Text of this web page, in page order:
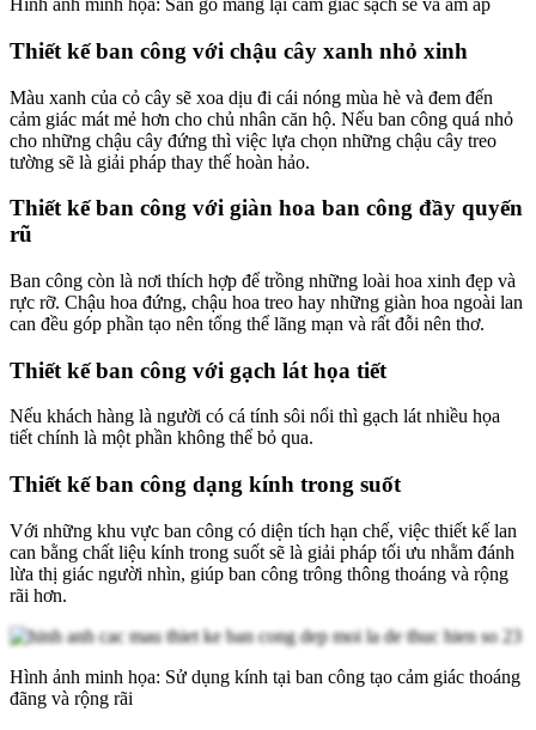
Hình ảnh minh họa: Sàn gỗ mang lại cảm giác sạch sẽ và ấm áp
Thiết kế ban công với chậu cây xanh nhỏ xinh
Màu xanh của cỏ cây sẽ xoa dịu đi cái nóng mùa hè và đem đến
cảm giác mát mẻ hơn cho chủ nhân căn hộ. Nếu ban công quá nhỏ
cho những chậu cây đứng thì việc lựa chọn những chậu cây treo
tường sẽ là giải pháp thay thế hoàn hảo.
Thiết kế ban công với giàn hoa ban công đầy quyến
rũ
Ban công còn là nơi thích hợp để trồng những loài hoa xinh đẹp và
rực rỡ. Chậu hoa đứng, chậu hoa treo hay những giàn hoa ngoài lan
can đều góp phần tạo nên tổng thể lãng mạn và rất đỗi nên thơ.
Thiết kế ban công với gạch lát họa tiết
Nếu khách hàng là người có cá tính sôi nổi thì gạch lát nhiều họa
tiết chính là một phần không thể bỏ qua.
Thiết kế ban công dạng kính trong suốt
Với những khu vực ban công có diện tích hạn chế, việc thiết kế lan
can bằng chất liệu kính trong suốt sẽ là giải pháp tối ưu nhằm đánh
lừa thị giác người nhìn, giúp ban công trông thông thoáng và rộng
rãi hơn.
Hình ảnh minh họa: Sử dụng kính tại ban công tạo cảm giác thoáng
đãng và rộng rãi